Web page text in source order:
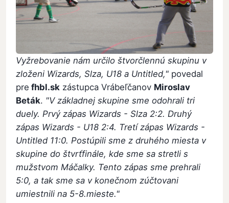
Vyžrebovanie nám určilo štvorčlennú skupinu v
zloženi Wizards, Slza, U18 a Untitled," povedal
pre fhbl.sk zástupca Vrábeľčanov Miroslav
Beták. "V základnej skupine sme odohrali tri
duely. Prvý zápas Wizards - Slza 2:2. Druhý
zápas Wizards - U18 2:4. Tretí zápas Wizards -
Untitled 11:0. Postúpili sme z druhého miesta v
skupine do štvrťfinále, kde sme sa stretli s
mužstvom Máčalky. Tento zápas sme prehrali
5:0, a tak sme sa v konečnom zúčtovani
umiestnili na 5-8.mieste."